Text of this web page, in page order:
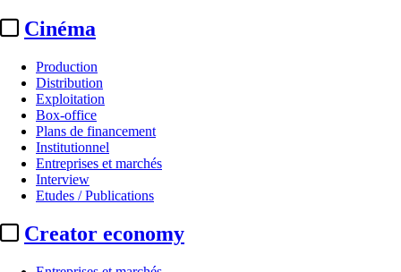
Cinéma
Production
Distribution
Exploitation
Box-office
Plans de financement
Institutionnel
Entreprises et marchés
Interview
Etudes / Publications
Creator economy